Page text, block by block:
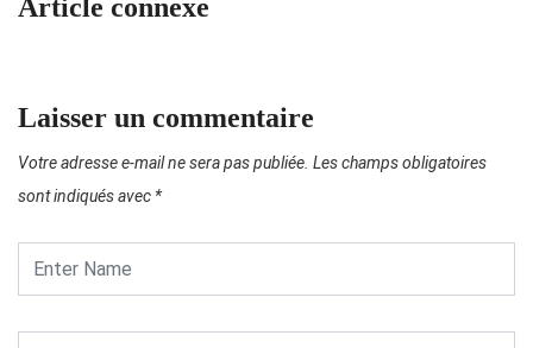
Article connexe
Laisser un commentaire
Votre adresse e-mail ne sera pas publiée. Les champs obligatoires
sont indiqués avec *